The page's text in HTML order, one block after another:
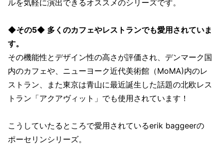
ルを気軽に演出できるオススメのシリーズです。
◆その5◆ 多くのカフェやレストランでも愛用されていま
す。
その機能性とデザイン性の高さが評価され、デンマーク国
内のカフェや、ニューヨーク近代美術館（MoMA)内のレ
ストラン、また東京は青山に最近誕生した話題の北欧レス
トラン「アクアヴィット」でも使用されています！
こうしていたるところで愛用されているerik baggeerの
ポーセリンシリーズ。